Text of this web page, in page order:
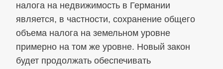
налога на недвижимость в Германии
является, в частности, сохранение общего
объема налога на земельном уровне
примерно на том же уровне. Новый закон
будет продолжать обеспечивать